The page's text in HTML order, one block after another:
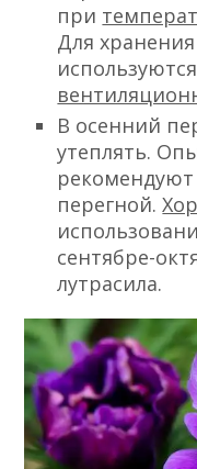
при
Для
В осенний
утеплять.
перегной.
сентябре-
лутрасила.